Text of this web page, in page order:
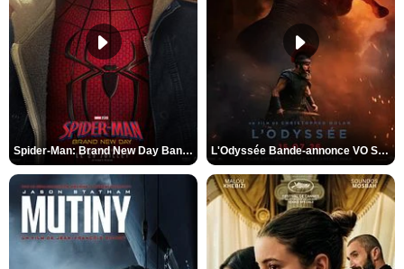
Spider-Man: Brand New Day Bande-annonce VO STFR L'Odyssée Bande-annonce VO STFR